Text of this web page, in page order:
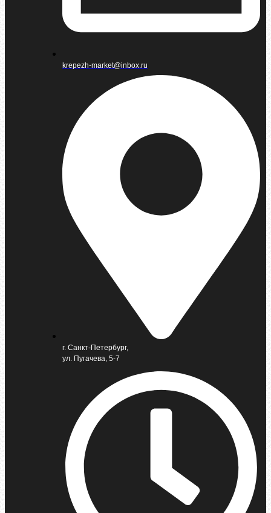
krepezh-market@inbox.ru
г. Санкт-Петербург,
ул. Пугачева, 5-7